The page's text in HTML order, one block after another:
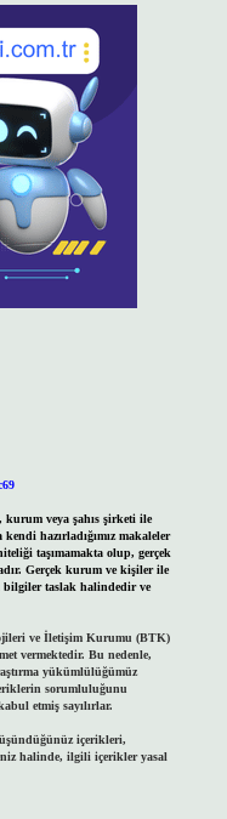
veya şahıs şirketi ile
hazırladığımız makaleler
taşımamakta olup, gerçek
Gerçek kurum ve kişiler ile
bilgiler taslak halindedir ve
ve İletişim Kurumu (BTK)
vermektedir. Bu nedenle,
yükümlülüğümüz
sorumluluğunu
etmiş sayılırlar.
içerikleri,
halinde, ilgili içerikler yasal